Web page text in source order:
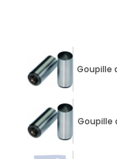
Goupille
Goupille